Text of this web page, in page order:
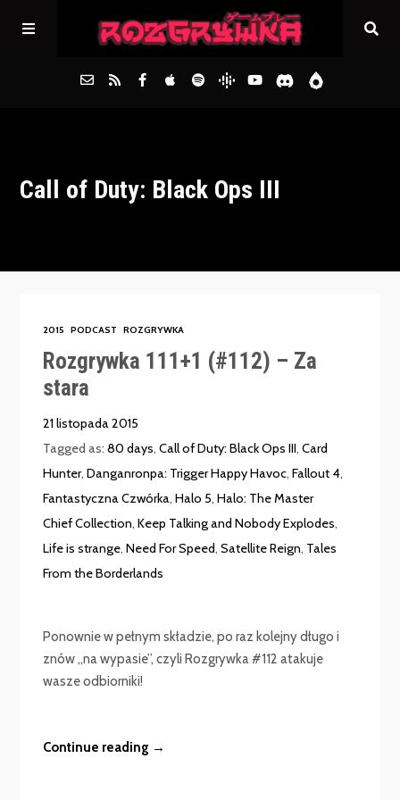
Archiwum
Call of Duty: Black Ops III
2015 PODCAST ROZGRYWKA
Rozgrywka 111+1 (#112) – Za
stara
21 listopada 2015
Tagged as:80 days,Call of Duty: Black Ops III,Card
Hunter,Danganronpa: Trigger Happy Havoc,Fallout 4,
Fantastyczna Czwórka,Halo 5,Halo: The Master
Chief Collection,Keep Talking and Nobody Explodes,
Life is strange,Need For Speed,Satellite Reign, Tales
From the Borderlands
Ponownie w pełnym składzie, po raz kolejny długo i
znów „na wypasie”, czyli Rozgrywka #112 atakuje
wasze odbiorniki!
Continue reading →